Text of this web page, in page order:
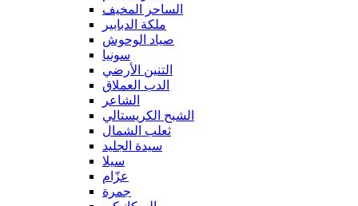
الساحر المخيف
ملكة الدبابير
صياد الوحوش
سونيا
التنين الأرضي
الدب العملاق
الشاعر
الشبح الكريستالي
ثعلب الشمال
سيدة الجليد
سيلا
عزّام
جمرة